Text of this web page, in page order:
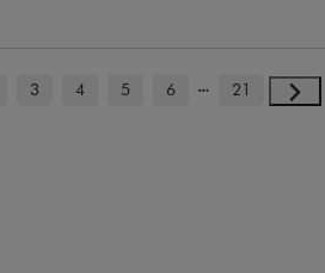
3 4 5 6 21